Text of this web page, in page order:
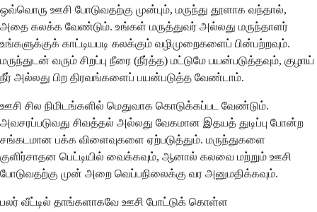
ஒவ்வொரு ஊசி போடுவதற்கு முன்பும், மருந்து தூளாக வந்தால்,
அதை கலக்க வேண்டும். உங்கள் மருத்துவர் அல்லது மருந்தாளர்
உங்களுக்குக் காட்டியபடி கலக்கும் வழிமுறைகளைப் பின்பற்றவும்.
மருந்துடன் வரும் சிறப்பு நீரை (நீர்த்த) மட்டுமே பயன்படுத்தவும், குழாய்
நீர் அல்லது பிற திரவங்களைப் பயன்படுத்த வேண்டாம்.
ஊசி சில நிமிடங்களில் மெதுவாக கொடுக்கப்பட வேண்டும்.
அவசரப்படுவது சிவத்தல் அல்லது வேகமான இதயத் துடிப்பு போன்ற
சங்கடமான பக்க விளைவுகளை ஏற்படுத்தும். மருந்துகளை
குளிர்சாதன பெட்டியில் வைக்கவும், ஆனால் கலவை மற்றும் ஊசி
போடுவதற்கு முன் அறை வெப்பநிலைக்கு வர அனுமதிக்கவும்.
பலர் வீட்டில் தாங்களாகவே ஊசி போட்டுக் கொள்ள